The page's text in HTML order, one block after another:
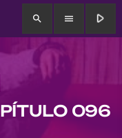
search menu play_arrow
096